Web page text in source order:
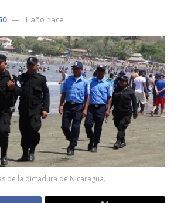
1 año hace
de la dictadura de Nicaragua.